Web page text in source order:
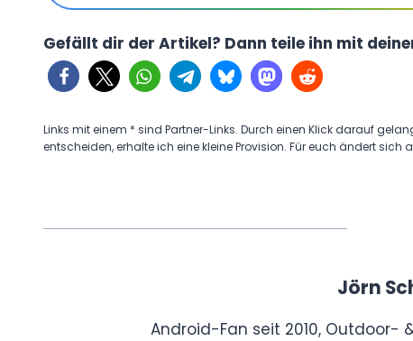
Gefällt dir der Artikel? Dann teile ihn mit
Links mit einem * sind Partner-Links. Durch einen Klick darauf
entscheiden, erhalte ich eine kleine Provision. Für euch ändert sich
Jörn
Android-Fan seit 2010, Outdoor-